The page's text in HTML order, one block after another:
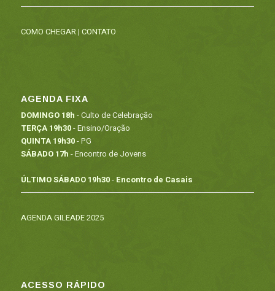
COMO CHEGAR| CONTATO
AGENDA FIXA
DOMINGO 18h - Culto de Celebração
TERÇA 19h30- Ensino/Oração
QUINTA 19h30- PG
SÁBADO 17h - Encontro de Jovens
ÚLTIMO SÁBADO 19h30- Encontro de Casais
AGENDA GILEADE 2025
ACESSO RÁPIDO